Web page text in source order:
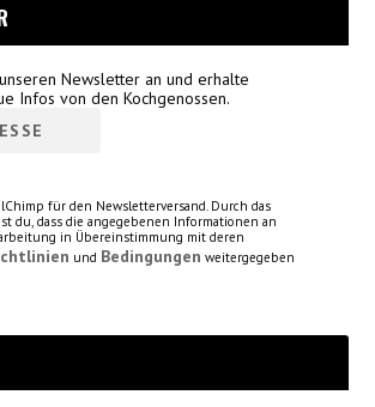
Newsletter an und erhalte
Infos von den Kochgenossen.
für den Newsletterversand. Durch das
du, dass die angegebenen Informationen an
in Übereinstimmung mit deren
und Bedingungen weitergegeben